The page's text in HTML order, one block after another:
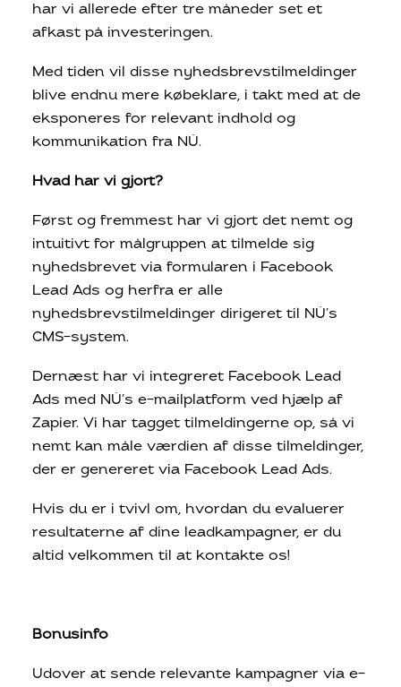
har vi allerede efter tre måneder set et
afkast på investeringen.
Med tiden vil disse nyhedsbrevstilmeldinger
blive endnu mere købeklare, i takt med at de
eksponeres for relevant indhold og
kommunikation fra NÜ.
Hvad har vi gjort?
Først og fremmest har vi gjort det nemt og
intuitivt for målgruppen at tilmelde sig
nyhedsbrevet via formularen i Facebook
Lead Ads og herfra er alle
nyhedsbrevstilmeldinger dirigeret til NÜ’s
CMS-system.
Dernæst har vi integreret Facebook Lead
Ads med NÜ’s e-mailplatform ved hjælp af
Zapier. Vi har tagget tilmeldingerne op, så vi
nemt kan måle værdien af disse tilmeldinger,
der er genereret via Facebook Lead Ads.
Hvis du er i tvivl om, hvordan du evaluerer
resultaterne af dine leadkampagner, er du
altid velkommen til at kontakte os!
Bonusinfo
Udover at sende relevante kampagner via e-